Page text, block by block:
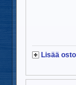
Lisää